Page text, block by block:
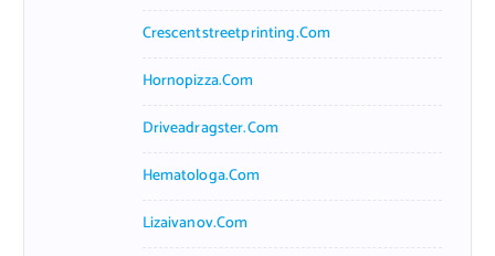
Crescentstreetprinting.com
Hornopizza.com
Driveadragster.com
Hematologa.com
Lizaivanov.com